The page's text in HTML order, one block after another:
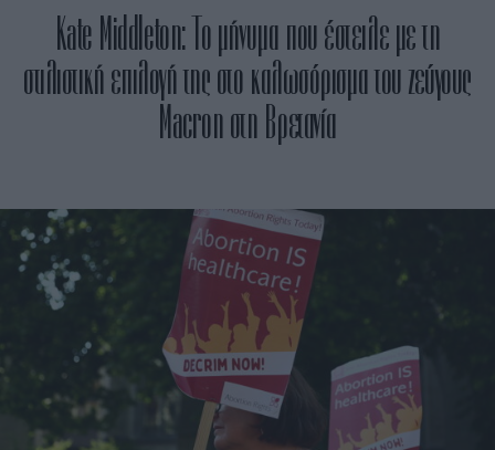
Kate Middleton: Το μήνυμα που έστειλε με τη
στιλιστική επιλογή της στο καλωσόρισμα του ζεύγους
Macron στη Βρετανία